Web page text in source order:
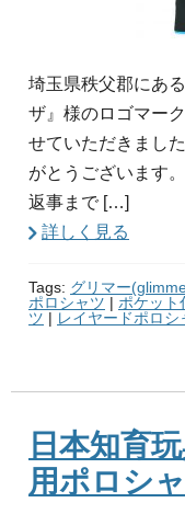
埼玉県秩父郡にあ
ザ』様のロゴマー
せていただきまし
がとうございます
返事まで […]
詳しく見る
Tags: グリマー
ポロシャツ | ポケット
ツ | レイヤードポロシ
日本知育
用ポロシ